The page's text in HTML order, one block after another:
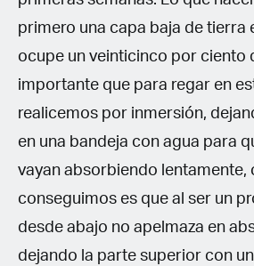
primero una capa baja de tierra
ocupe un veinticinco por ciento
importante que para regar en
realicemos por inmersión,
en una bandeja con agua para
vayan absorbiendo lentamente,
conseguimos es que al ser un
desde abajo no apelmaza en
dejando la parte superior con